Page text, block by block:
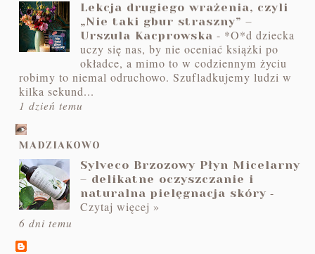
Lekcja drugiego wrażenia, czyli
„Nie taki gbur straszny” –
Urszula Kacprowska - *O*d dziecka
uczy się nas, by nie oceniać książki po
okładce, a mimo to w codziennym życiu
robimy to niemal odruchowo. Szufladkujemy ludzi w
kilka sekund...
1 dzień temu
MADZIAKOWO
Sylveco Brzozowy Płyn Micelarny
– delikatne oczyszczanie i
naturalna pielęgnacja skóry -
Czytaj więcej »
6 dni temu